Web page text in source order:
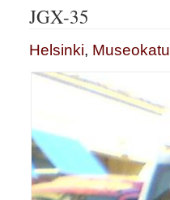
JGX-35
Helsinki, Museokatu